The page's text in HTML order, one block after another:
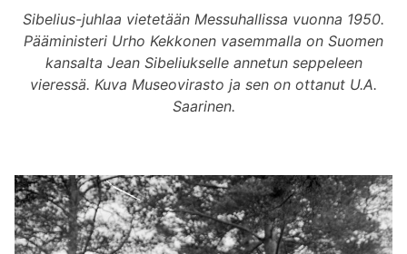
Sibelius-juhlaa vietetään Messuhallissa vuonna 1950.
Pääministeri Urho Kekkonen vasemmalla on Suomen
kansalta Jean Sibeliukselle annetun seppeleen
vieressä. Kuva Museovirasto ja sen on ottanut U.A.
Saarinen.